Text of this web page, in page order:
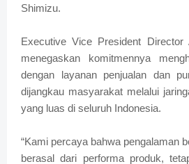
Shimizu.
Executive Vice President
menegaskan komitmennya
dengan layanan penjualan dan
dijangkau masyarakat melalui
yang luas di seluruh Indonesia.
“Kami percaya bahwa pengalaman
berasal dari performa produk,